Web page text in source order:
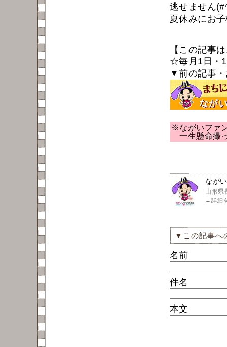
逃せません
夏休みにお
【この記事
☆毎月1日・
▼前の記事・
※ながいファ
一生懸命撮
なが
山形県
→ 詳細
▼この記事へ
名前
件名
本文